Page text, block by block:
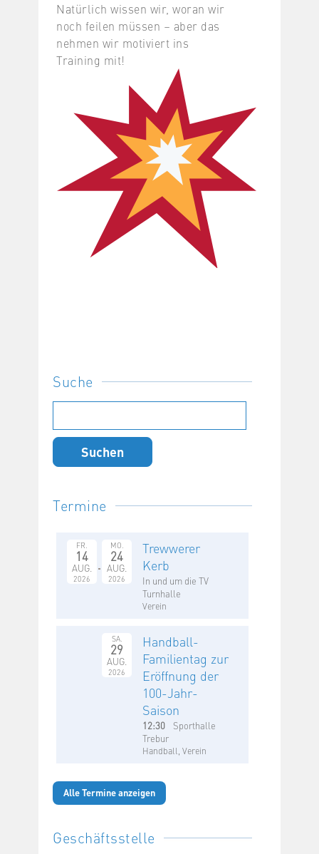
Natürlich wissen wir, woran wir
noch feilen müssen – aber das
nehmen wir motiviert ins
Training mit!
Suche
nach:
Termine
FR.
14
AUG.
2026
MO.
24
AUG.
2026
Trewwerer
Kerb
In und um die TV
Turnhalle
Verein
SA.
29
AUG.
2026
Handball-
Familientag zur
Eröffnung der
100-Jahr-
Saison
12:30
Sporthalle
Trebur
Handball, Verein
Alle Termine anzeigen
Geschäftsstelle